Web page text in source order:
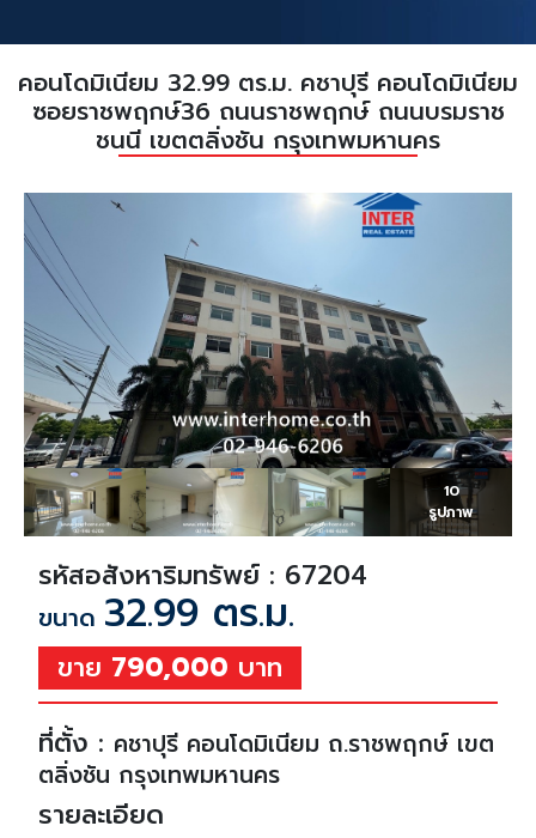
คอนโดมิเนียม 32.99 ตร.ม. คชาปุรี คอนโดมิเนียม
ซอยราชพฤกษ์36 ถนนราชพฤกษ์ ถนนบรมราช
ชนนี เขตตลิ่งชัน กรุงเทพมหานคร
10
รูปภาพ
รหัสอสังหาริมทรัพย์ : 67204
ขนาด 32.99 ตร.ม.
ขาย 790,000 บาท
ที่ตั้ง : คชาปุรี คอนโดมิเนียม ถ.ราชพฤกษ์ เขต
ตลิ่งชัน กรุงเทพมหานคร
รายละเอียด